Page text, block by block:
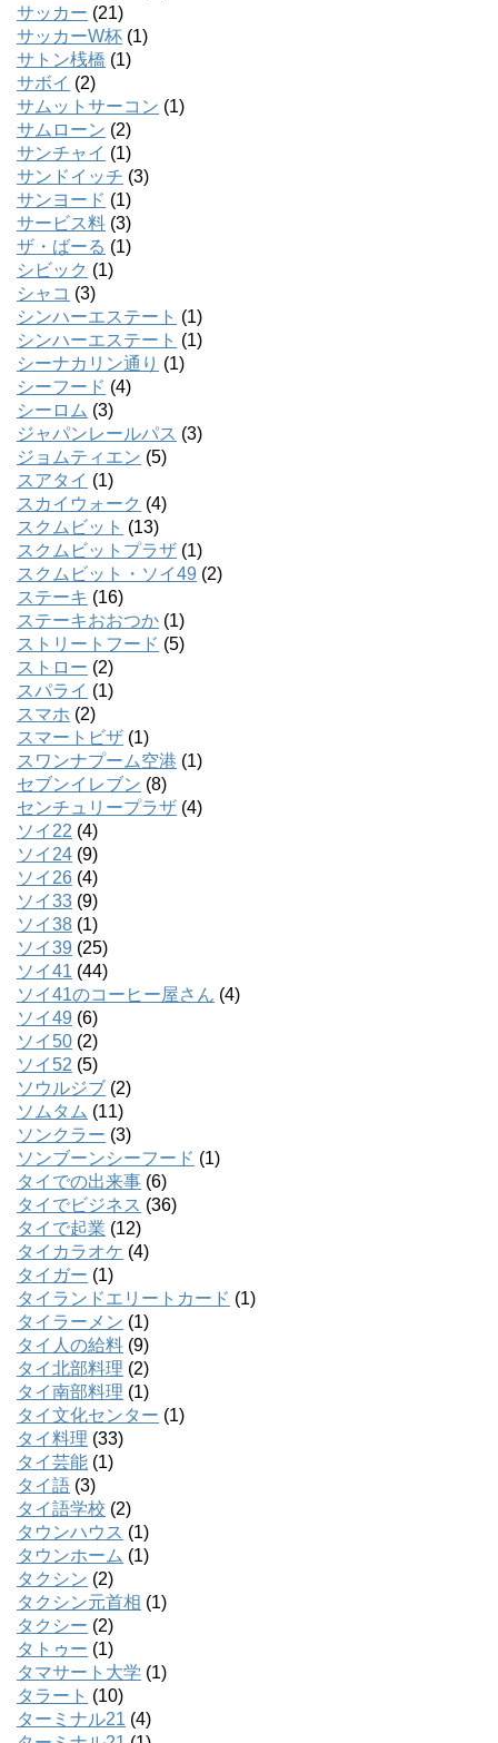
サッカー (21)
サッカーW杯 (1)
サトン桟橋 (1)
サボイ (2)
サムットサーコン (1)
サムローン (2)
サンチャイ (1)
サンドイッチ (3)
サンヨード (1)
サービス料 (3)
ザ・ばーる (1)
シビック (1)
シャコ (3)
シンハーエステート (1)
シンハーエステート (1)
シーナカリン通り (1)
シーフード (4)
シーロム (3)
ジャパンレールパス (3)
ジョムティエン (5)
スアタイ (1)
スカイウォーク (4)
スクムビット (13)
スクムビットプラザ (1)
スクムビット・ソイ49 (2)
ステーキ (16)
ステーキおおつか (1)
ストリートフード (5)
ストロー (2)
スパライ (1)
スマホ (2)
スマートビザ (1)
スワンナプーム空港 (1)
セブンイレブン (8)
センチュリープラザ (4)
ソイ22 (4)
ソイ24 (9)
ソイ26 (4)
ソイ33 (9)
ソイ38 (1)
ソイ39 (25)
ソイ41 (44)
ソイ41のコーヒー屋さん (4)
ソイ49 (6)
ソイ50 (2)
ソイ52 (5)
ソウルジブ (2)
ソムタム (11)
ソンクラー (3)
ソンブーンシーフード (1)
タイでの出来事 (6)
タイでビジネス (36)
タイで起業 (12)
タイカラオケ (4)
タイガー (1)
タイランドエリートカード (1)
タイラーメン (1)
タイ人の給料 (9)
タイ北部料理 (2)
タイ南部料理 (1)
タイ文化センター (1)
タイ料理 (33)
タイ芸能 (1)
タイ語 (3)
タイ語学校 (2)
タウンハウス (1)
タウンホーム (1)
タクシン (2)
タクシン元首相 (1)
タクシー (2)
タトゥー (1)
タマサート大学 (1)
タラート (10)
ターミナル21 (4)